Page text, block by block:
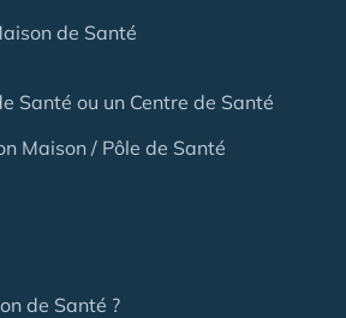
de Santé
Santé ou un Centre de Santé
Maison / Pôle de Santé
de Santé ?